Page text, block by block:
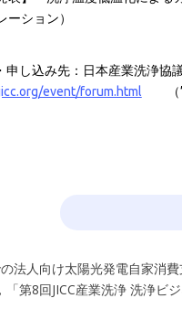
ーション）
申し込み先：日本産業洗
event/forum.html （
法人向け太陽光発電自家消
「第8回JICC産業洗浄 洗浄ビ